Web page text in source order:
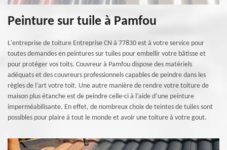
Peinture sur tuile à Pamfou
L'entreprise de toiture Entreprise CN à 77830 est à votre service pour
toutes demandes en peintures sur tuiles pour embellir votre bâtisse et
pour protéger vos toits. Couvreur à Pamfou dispose des matériels
adéquats et des couvreurs professionnels capables de peindre dans les
règles de l’art votre toit. Une autre manière de rendre votre toiture de
maison plus étanche est de peindre celle-ci à l’aide d’une peinture
imperméabilisante. En effet, de nombreux choix de teintes de tuiles sont
possibles pour plaire à tout le monde et avoir une toiture à votre gout.